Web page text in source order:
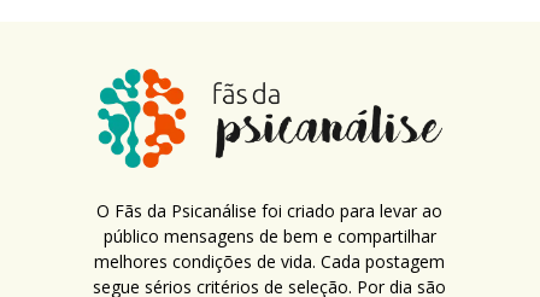
O Fãs da Psicanálise foi criado para levar ao
público mensagens de bem e compartilhar
melhores condições de vida. Cada postagem
segue sérios critérios de seleção. Por dia são